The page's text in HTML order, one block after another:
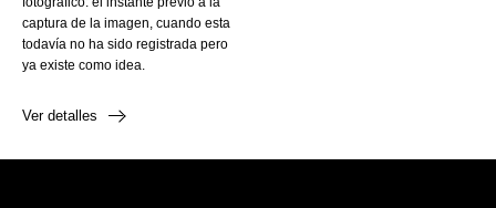
captura de la imagen, cuando esta
todavía no ha sido registrada pero
ya existe como idea.
Ver detalles